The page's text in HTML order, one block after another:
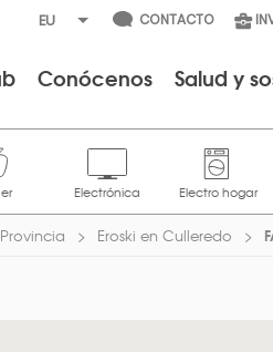
CONTACTO
Conócenos Salud y
Eroski en Culleredo